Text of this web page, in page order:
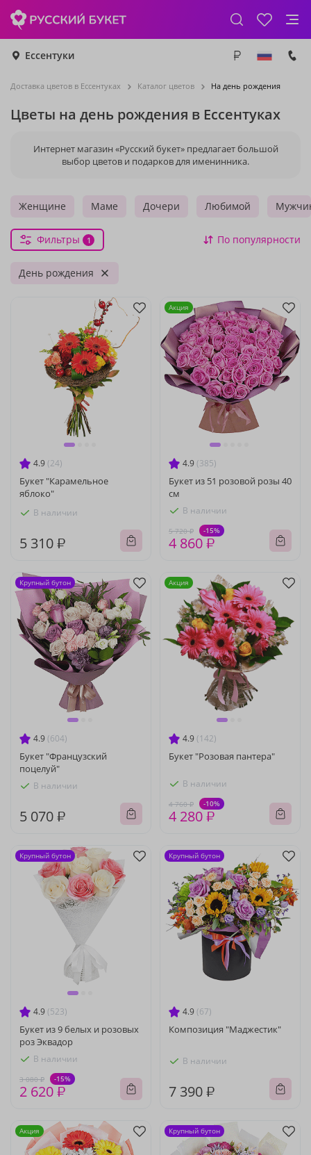
Ессентуки
Доставка цветов в Ессентуках Каталог цветов На день рождения
Цветы на день рождения в Ессентуках
Интернет магазин «Русский букет» предлагает большой
выбор цветов и подарков для именинника.
Женщине Маме Дочери Любимой
Фильтры 1 По популярности
День рождения
4.9 (24)
Букет "Карамельное
яблоко"
В наличии
5 310 ₽
4.9 (385)
Букет из 51 розовой розы 40
см
В наличии
5 720 ₽ -15%
4 860 ₽
Акция
4.9 (604)
Букет "Французский
поцелуй"
В наличии
5 070 ₽
Крупный бутон
4.9 (142)
Букет "Розовая пантера"
В наличии
4 760 ₽ -10%
4 280 ₽
Акция
4.9 (523)
Букет из 9 белых и розовых
роз Эквадор
В наличии
3 080 ₽ -15%
2 620 ₽
Крупный бутон
4.9 (67)
Композиция "Маджестик"
В наличии
7 390 ₽
Крупный бутон
Акция Крупный бутон